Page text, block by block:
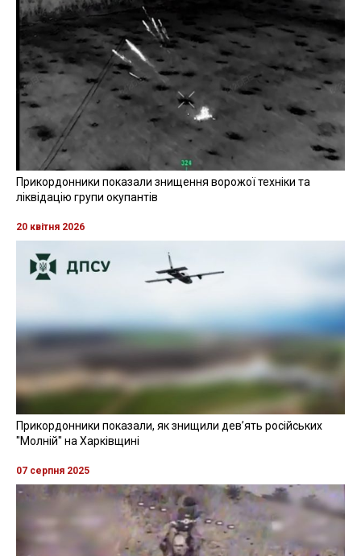
Прикордонники показали знищення ворожої техніки та
ліквідацію групи окупантів
20 квітня 2026
Прикордонники показали, як знищили девʼять російських
"Молній" на Харківщині
07 серпня 2025